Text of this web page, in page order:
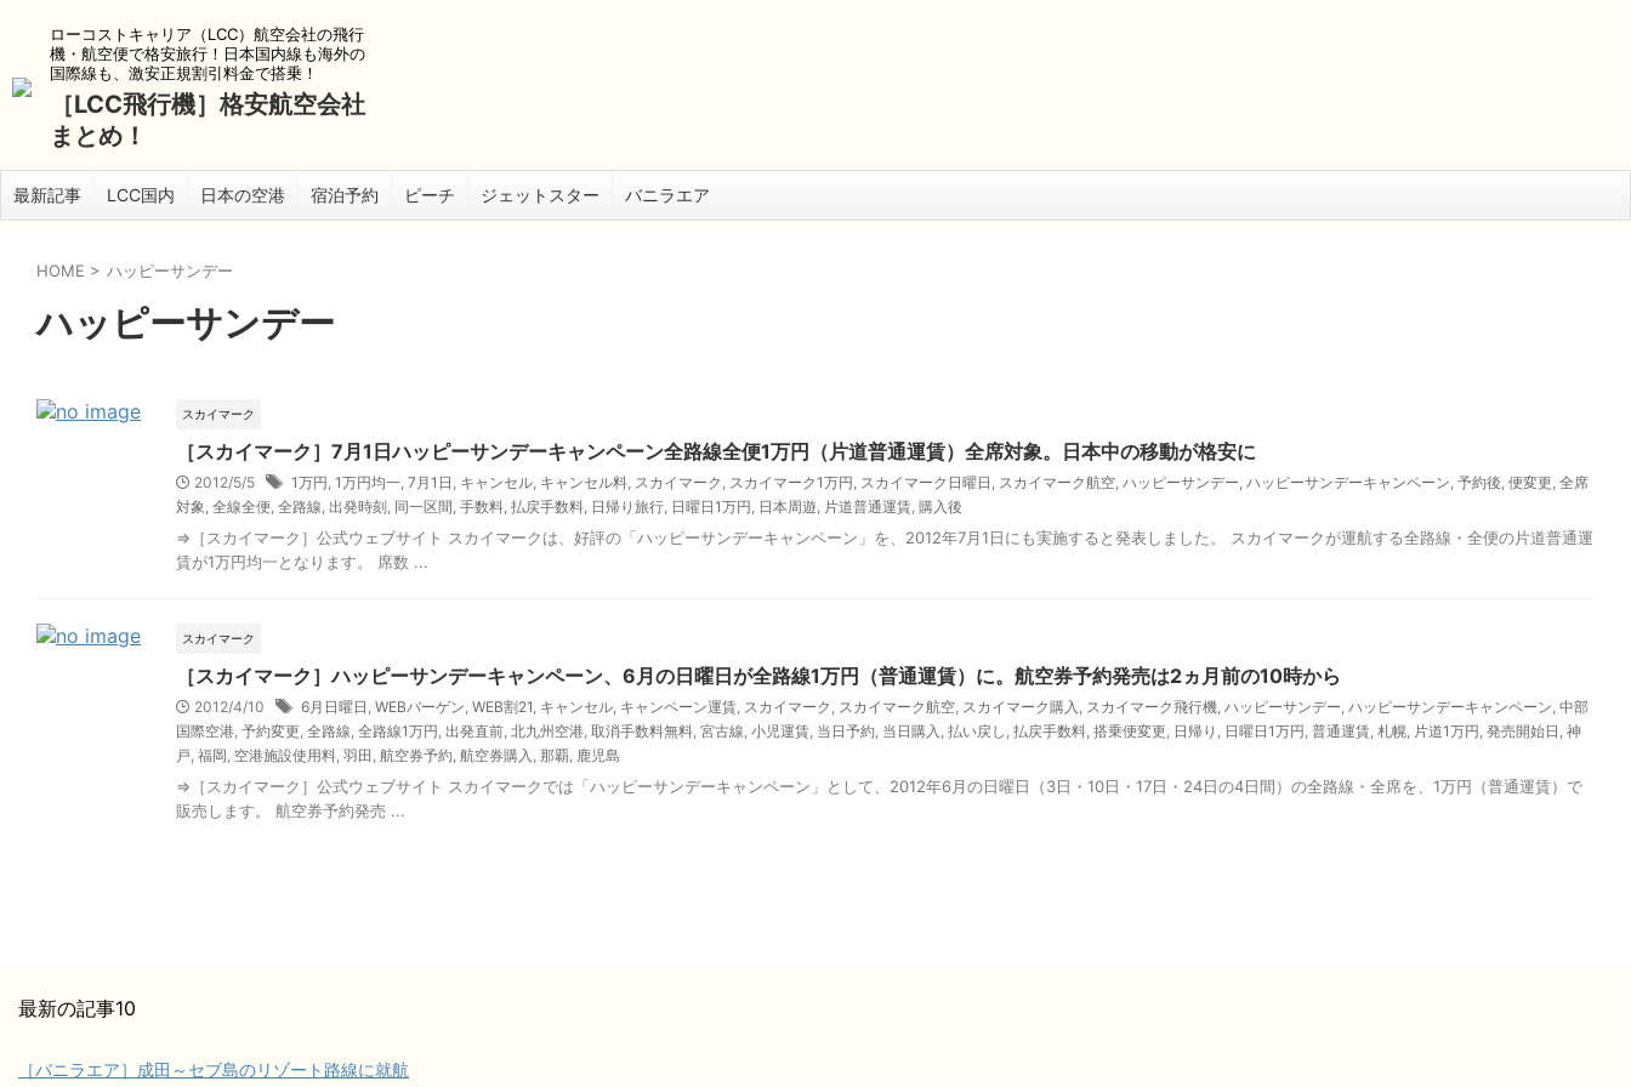
ローコストキャリア（LCC）航空会社の飛行
機・航空便で格安旅行！日本国内線も海外の
国際線も、激安正規割引料金で搭乗！
［LCC飛行機］格安航空会社
まとめ！
最新記事 LCC国内 日本の空港 宿泊予約 ピーチ ジェットスター バニラエア
HOME > ハッピーサンデー
ハッピーサンデー
スカイマーク
［スカイマーク］7月1日ハッピーサンデーキャンペーン全路線全便1万円（片道普通運賃）全席対象。日本中の移動が格安に
2012/5/5 1万円, 1万円均一, 7月1日 , キャンセル, キャンセル料, スカイマーク , スカイマーク1万円, スカイマーク日曜日 , スカイマーク航空, ハッピーサンデー, ハッピーサンデーキャンペーン, 予約後, 便変更, 全席
対象, 全線全便, 全路線, 出発時刻, 同一区間, 手数料, 払戻手数料, 日帰り旅行, 日曜日1万円, 日本周遊, 片道普通運賃, 購入後
⇒［スカイマーク］公式ウェブサイト スカイマークは、好評の「ハッピーサンデーキャンペーン」を、2012年7月1日にも実施すると発表しました。 スカイマークが運航する全路線・全便の片道普通運
賃が1万円均一となります。 席数 ...
スカイマーク
［スカイマーク］ハッピーサンデーキャンペーン、6月の日曜日が全路線1万円（普通運賃）に。航空券予約発売は2ヵ月前の10時から
2012/4/10 6月日曜日 , WEBバーゲン, WEB割21, キャンセル, キャンペーン運賃, スカイマーク , スカイマーク航空, スカイマーク購入 , スカイマーク飛行機, ハッピーサンデー, ハッピーサンデーキャンペーン, 中部
国際空港, 予約変更, 全路線, 全路線1万円, 出発直前, 北九州空港, 取消手数料無料, 宮古線, 小児運賃, 当日予約, 当日購入 , 払い戻し , 払戻手数料, 搭乗便変更, 日帰り , 日曜日1万円, 普通運賃, 札幌, 片道1万円, 発売開始日 , 神
戸, 福岡, 空港施設使用料, 羽田 , 航空券予約, 航空券購入 , 那覇, 鹿児島
⇒［スカイマーク］公式ウェブサイト スカイマークでは「ハッピーサンデーキャンペーン」として、2012年6月の日曜日（3日・10日・17日・24日の4日間）の全路線・全席を、1万円（普通運賃）で
販売します。 航空券予約発売 ...
最新の記事10
［バニラエア］成田～セブ島のリゾート路線に就航